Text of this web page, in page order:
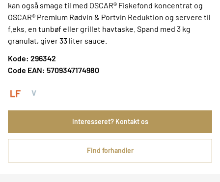
kan også smage til med OSCAR® Fiskefond koncentrat og
OSCAR® Premium Rødvin & Portvin Reduktion og servere til
f.eks. en tunbøf eller grillet havtaske. Spand med 3 kg
granulat, giver 33 liter sauce.
Kode: 296342
Code EAN: 5709347174980
Interesseret? Kontakt os
Find forhandler